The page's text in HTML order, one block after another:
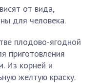
от вида,
для человека.
плодово-ягодной
приготовления
Из корней и
желтую краску.